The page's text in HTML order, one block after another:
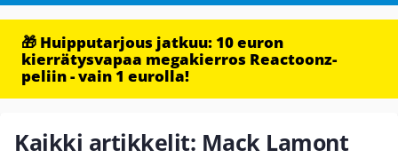
🎁 Huipputarjous jatkuu: 10 euron
kierrätysvapaa megakierros Reactoonz-
peliin - vain 1 eurolla!
Kaikki artikkelit: Mack Lamont